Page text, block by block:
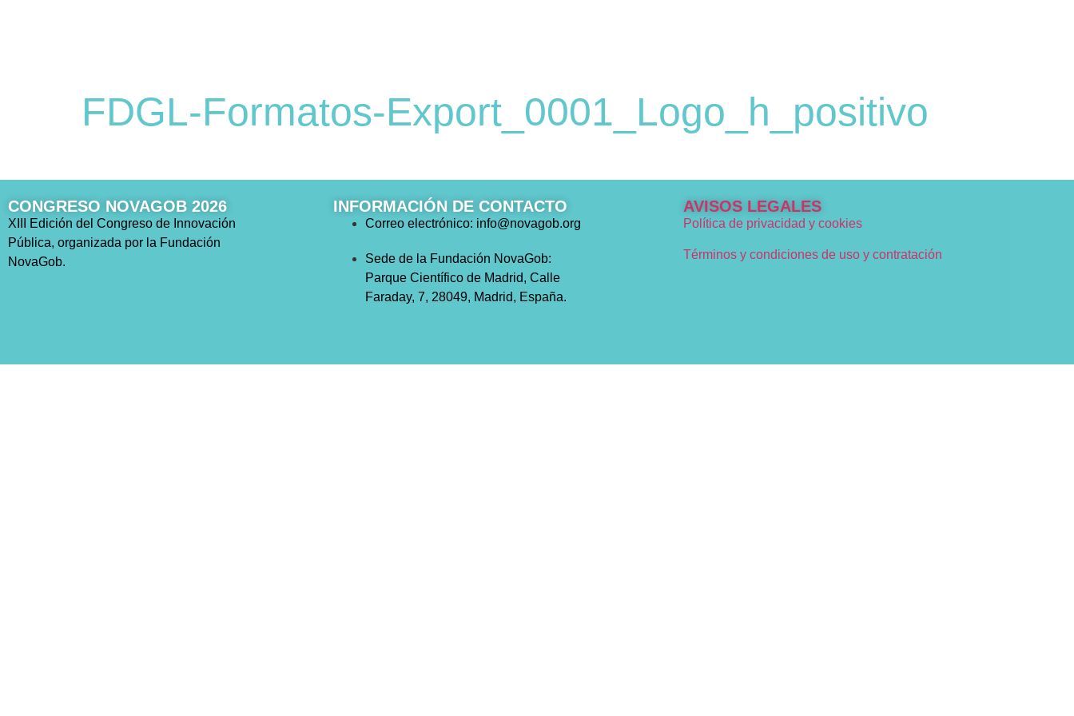
FDGL-Formatos-Export_0001_Logo_h_positivo
CONGRESO NOVAGOB 2026
XIII Edición del Congreso de Innovación
Pública, organizada por la Fundación
NovaGob.
INFORMACIÓN DE CONTACTO
Correo electrónico: info@novagob.org
Sede de la Fundación NovaGob:
Parque Científico de Madrid, Calle
Faraday, 7, 28049, Madrid, España.
AVISOS LEGALES
Política de privacidad y cookies
Términos y condiciones de uso y contratación